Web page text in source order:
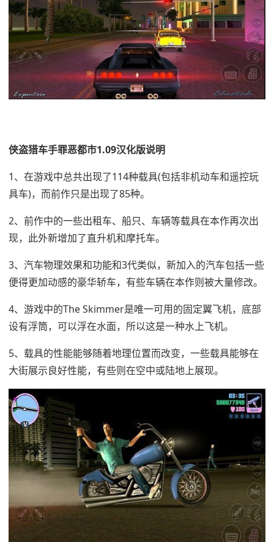
侠盗猎车手罪恶都市1.09汉化版说明
1、在游戏中总共出现了114种载具(包括非机动车和遥控玩
具车)，而前作只是出现了85种。
2、前作中的一些出租车、船只、车辆等载具在本作再次出
现，此外新增加了直升机和摩托车。
3、汽车物理效果和功能和3代类似，新加入的汽车包括一些
便得更加动感的豪华轿车，有些车辆在本作则被大量修改。
4、游戏中的The Skimmer是唯一可用的固定翼飞机，底部
设有浮筒，可以浮在水面，所以这是一种水上飞机。
5、载具的性能能够随着地理位置而改变，一些载具能够在
大街展示良好性能，有些则在空中或陆地上展现。